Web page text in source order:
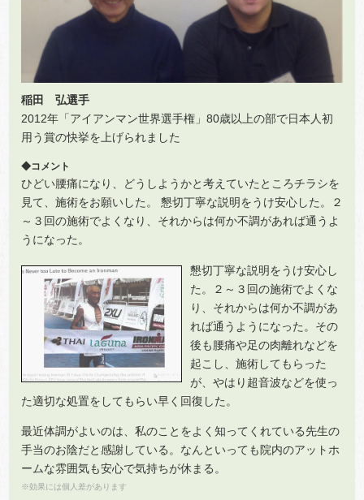
稲田 弘選手
2012年「アイアンマン世界選手権」80歳以上の部で日本人初
用う賞の快挙を上げられました
◆コメント
ひどい腰痛になり、どうしようかと考えていたところチラシを
見て、施術をお願いした。 懇切丁寧な説明をうけ安心した。２
～３回の施術でよくなり、それからは何か不調があれば通うよ
うになった。
懇切丁寧な説明をうけ安心し
た。２～３回の施術でよくな
り、それからは何か不調があ
れば通うようになった。 その
後も腰痛や足の肉離れなどを
起こし、施術してもらった
が、やはり超音波などを使っ
た適切な処置をしてもらい早く回復した。
最近体調がよいのは、私のことをよく知ってくれている先生の
手当のお陰だと感謝している。なんといっても院内のアットホ
ームな雰囲気も安心で気持ちが休まる。
※効果には個人差があります